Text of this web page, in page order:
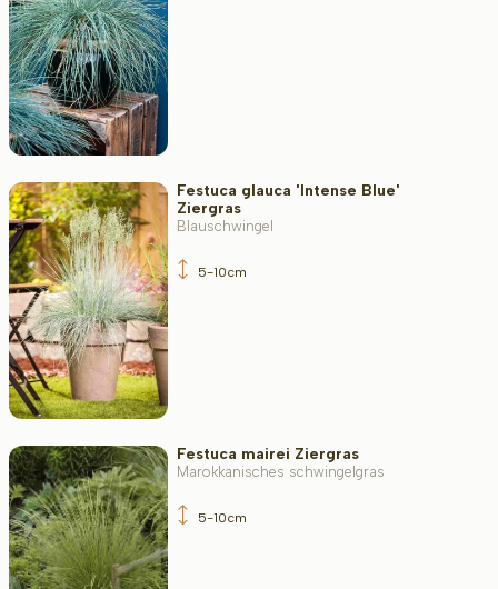
Festuca glauca 'Intense Blue'
Ziergras
Blauschwingel
5-10cm
Festuca mairei Ziergras
Marokkanisches schwingelgras
5-10cm